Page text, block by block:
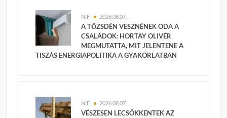
NIF 2026.08.07.
A TŐZSDÉN VESZNÉNEK ODA A
CSALÁDOK: HORTAY OLIVÉR
MEGMUTATTA, MIT JELENTENE A
TISZÁS ENERGIAPOLITIKA A GYAKORLATBAN
NIF 2026.08.07.
VÉSZESEN LECSÖKKENTEK AZ